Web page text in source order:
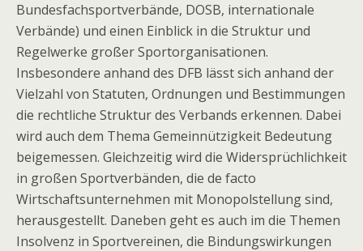
Bundesfachsportverbände, DOSB, internationale
Verbände) und einen Einblick in die Struktur und
Regelwerke großer Sportorganisationen.
Insbesondere anhand des DFB lässt sich anhand der
Vielzahl von Statuten, Ordnungen und Bestimmungen
die rechtliche Struktur des Verbands erkennen. Dabei
wird auch dem Thema Gemeinnützigkeit Bedeutung
beigemessen. Gleichzeitig wird die Widersprüchlichkeit
in großen Sportverbänden, die de facto
Wirtschaftsunternehmen mit Monopolstellung sind,
herausgestellt. Daneben geht es auch im die Themen
Insolvenz in Sportvereinen, die Bindungswirkungen